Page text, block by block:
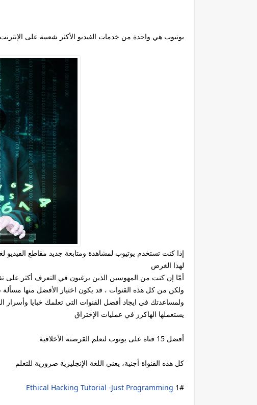
يوتيوب هي واحدة من خدمات الفيديو الأكثر شعبية على
إذا كنت تستخدم يوتيوب لمشاهدة ومتابعة جديد مقاطع الفيديو
لهذا الغرض
أمّا إن كنت من المهوسين الذين يرغبون في التعرف أكثر على
ولكن من كل هذه القنوات ، قد يكون اختيار الأفضل منها مسألة
يستعملها الهاكرز في عمليات الإختراق
أفضل 15 قناة على يوتوب لتعلم القرصنة الأخلاقية
كل هذه القنواة أجنية، يعني اللغة الإنجليزية ضرورية للتعلم
Ethical Hacking Tutorial -Just Programming 1#